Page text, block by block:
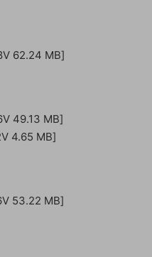
62.24 MB]
49.13 MB]
4.65 MB]
53.22 MB]